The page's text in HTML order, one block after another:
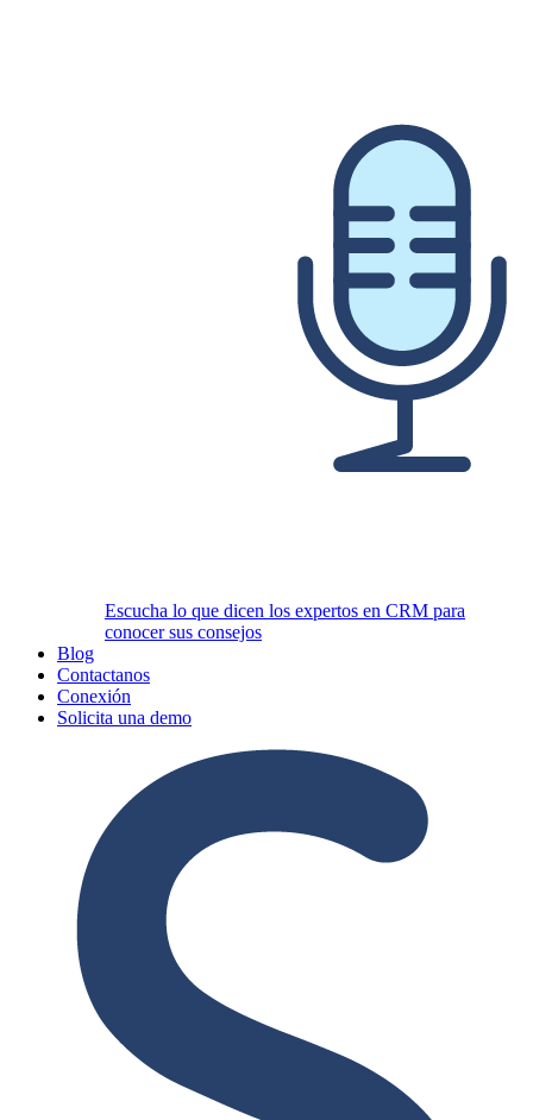
Escucha lo que dicen los expertos en CRM para
conocer sus consejos
Blog
Contactanos
Conexión
Solicita una demo